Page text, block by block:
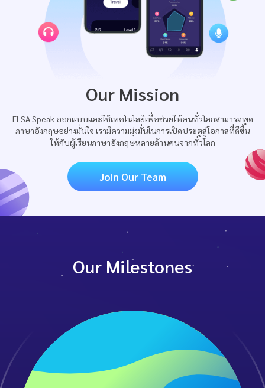
Our Mission
ELSA Speak ออกแบบและใช้เทคโนโลยีเพื่อช่วยให้คนทั่วโลกสามารถพูด
ภาษาอังกฤษอย่างมั่นใจ เรามีความมุ่งมั่นในการเปิดประตูสู่โอกาสที่ดีขึ้น
ให้กับผู้เรียนภาษาอังกฤษหลายล้านคนจากทั่วโลก
Join Our Team
Our Milestones